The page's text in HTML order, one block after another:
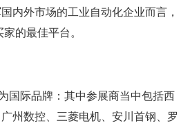
内外市场的工业自动化企业而言，
的最佳平台。
国际品牌：其中参展商当中包括西
州数控、三菱电机、安川首钢、罗